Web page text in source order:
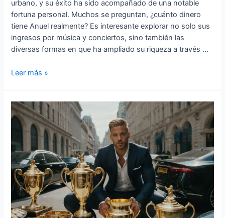
urbano, y su éxito ha sido acompañado de una notable
fortuna personal. Muchos se preguntan, ¿cuánto dinero
tiene Anuel realmente? Es interesante explorar no solo sus
ingresos por música y conciertos, sino también las
diversas formas en que ha ampliado su riqueza a través …
Cuanto
Anuel
»
¿Cuánto
tiene
en
su
cuenta?
Leer más »